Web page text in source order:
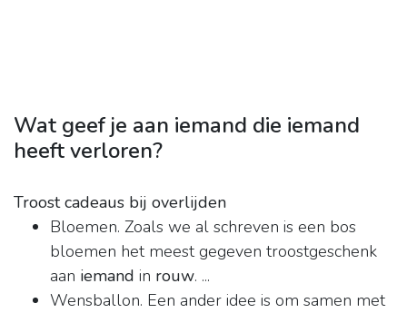
Wat geef je aan iemand die iemand
heeft verloren?
Troost cadeaus bij overlijden
Bloemen. Zoals we al schreven is een bos
bloemen het meest gegeven troostgeschenk
aan iemand in rouw. ...
Wensballon. Een ander idee is om samen met